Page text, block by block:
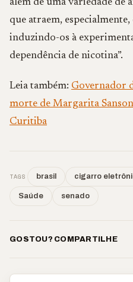
além de uma variedade de
que atraem, especialmente,
induzindo-os à
dependência de nicotina”.
Leia também: Governador
morte de Margarita
Curitiba
TAGS brasil cigarro
Saúde senado
GOSTOU? COMPARTILHE